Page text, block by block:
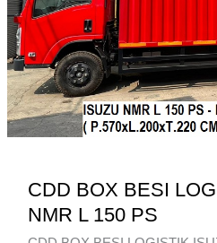
CDD BOX BESI
NMR L 150 PS